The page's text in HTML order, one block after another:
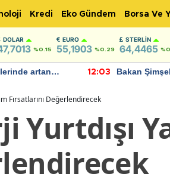
Kredi Eko Gündem Borsa Ve
DOLAR
%0.15
EURO
55,1903 %0.29
STERLIN
64,4465
artan
12:03
Bakan
Fırsatlarını Değerlendirecek
Yurtdışı